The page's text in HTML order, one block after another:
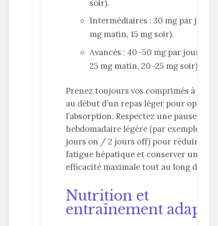
soir).
Intermédiaires : 30 mg par jour
mg matin, 15 mg soir).
Avancés : 40–50 mg par jour
25 mg matin, 20–25 mg soir).
Prenez toujours vos comprimés à jeun
au début d’un repas léger pour
l’absorption. Respectez une pause
hebdomadaire légère (par exemple 5
jours on / 2 jours off) pour réduire la
fatigue hépatique et conserver une
efficacité maximale tout au long du
Nutrition et
entraînement